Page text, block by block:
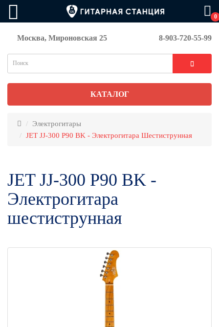
0
Москва, Мироновская 25 8-903-720-55-99
КАТАЛОГ
Электрогитары
JET JJ-300 P90 BK - Электрогитара Шестиструнная
JET JJ-300 P90 BK -
Электрогитара
шестиструнная